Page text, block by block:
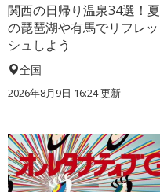
関西の日帰り温泉34選！夏
の琵琶湖や有馬でリフレッ
シュしよう
全国
2026年8月9日 16:24更新